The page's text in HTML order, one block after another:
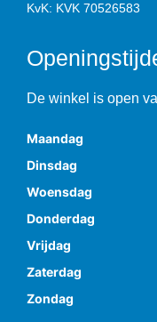
KvK: KVK 70526583
De winkel is open
Maandag
Dinsdag
Woensdag
Donderdag
Vrijdag
Zaterdag
Zondag